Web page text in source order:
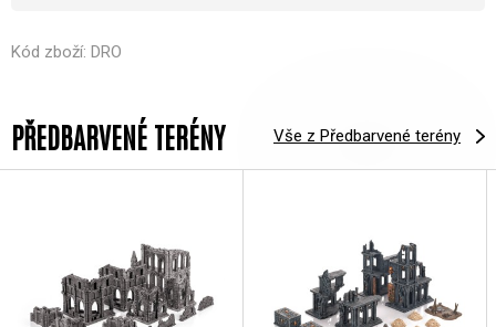
Kód zboží: DRO
PŘEDBARVENÉ TERÉNY Vše z Předbarvené terény